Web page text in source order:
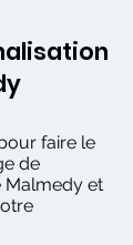
faire le
de
Malmedy et